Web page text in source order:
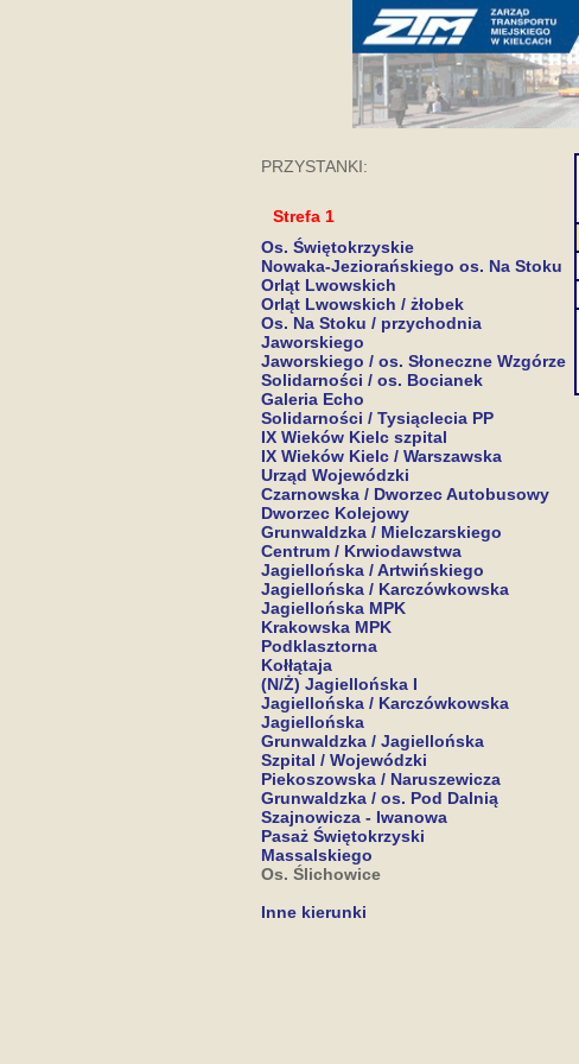
PRZYSTANKI:
Strefa 1
Os. Świętokrzyskie
Nowaka-Jeziorańskiego os. Na Stoku
Orląt Lwowskich
Orląt Lwowskich / żłobek
Os. Na Stoku / przychodnia
Jaworskiego
Jaworskiego / os. Słoneczne Wzgórze
Solidarności / os. Bocianek
Galeria Echo
Solidarności / Tysiąclecia PP
IX Wieków Kielc szpital
IX Wieków Kielc / Warszawska
Urząd Wojewódzki
Czarnowska / Dworzec Autobusowy
Dworzec Kolejowy
Grunwaldzka / Mielczarskiego
Centrum / Krwiodawstwa
Jagiellońska / Artwińskiego
Jagiellońska / Karczówkowska
Jagiellońska MPK
Krakowska MPK
Podklasztorna
Kołłątaja
(N/Ż) Jagiellońska I
Jagiellońska / Karczówkowska
Jagiellońska
Grunwaldzka / Jagiellońska
Szpital / Wojewódzki
Piekoszowska / Naruszewicza
Grunwaldzka / os. Pod Dalnią
Szajnowicza - Iwanowa
Pasaż Świętokrzyski
Massalskiego
Os. Ślichowice
Inne kierunki